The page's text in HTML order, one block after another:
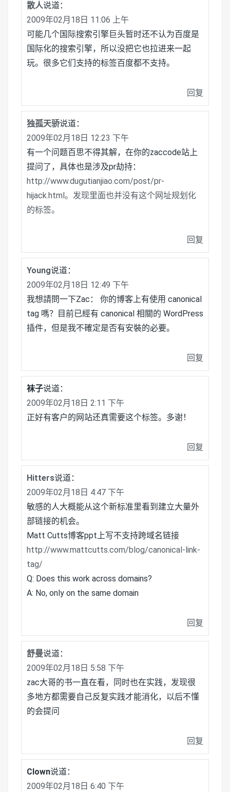
散人说道：
2009年02月18日 11:06 上午
可能几个国际搜索引擎巨头暂时还不认为百度是
国际化的搜索引擎，所以没把它也拉进来一起
玩。很多它们支持的标签百度都不支持。
回复
独孤天骄说道：
2009年02月18日 12:23 下午
有一个问题百思不得其解，在你的zaccode站上
提问了，具体也是涉及pr劫持：
http://www.dugutianjiao.com/post/pr-
hijack.html。发现里面也并没有这个网址规划化
的标签。
回复
Young说道：
2009年02月18日 12:49 下午
我想請問一下Zac： 你的博客上有使用 canonical
tag 嗎？目前已經有 canonical 相關的 WordPress
插件，但是我不確定是否有安裝的必要。
回复
袜子说道：
2009年02月18日 2:11 下午
正好有客户的网站还真需要这个标签。多谢！
回复
Hitters说道：
2009年02月18日 4:47 下午
敏感的人大概能从这个新标准里看到建立大量外
部链接的机会。
Matt Cutts博客ppt上写不支持跨域名链接
http://www.mattcutts.com/blog/canonical-link-
tag/
Q: Does this work across domains?
A: No, only on the same domain
回复
舒曼说道：
2009年02月18日 5:58 下午
zac大哥的书一直在看，同时也在实践，发现很
多地方都需要自己反复实践才能消化，以后不懂
的会提问
回复
Clown说道：
2009年02月18日 6:40 下午